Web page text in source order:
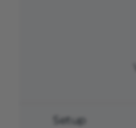
Setup